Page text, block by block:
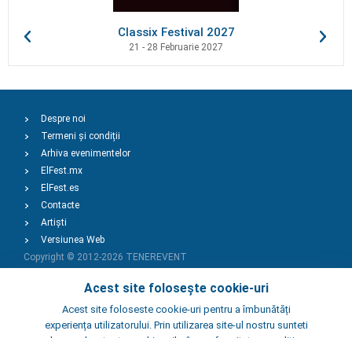
Classix Festival 2027
21 - 28 Februarie 2027
Acest site folosește cookie-uri
Acest site foloseste cookie-uri pentru a îmbunătăți
experiența utilizatorului. Prin utilizarea site-ul nostru sunteti
Despre noi
Termeni și condiții
Arhiva evenimentelor
ElFest.mx
ElFest.es
Contacte
Artiști
Versiunea Web
Copyright © 2012-2026 TENEREVENT
Adaugă Eveniment